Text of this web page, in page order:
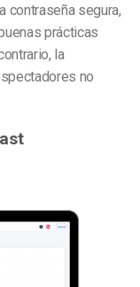
contraseña segura,
prácticas
la
no